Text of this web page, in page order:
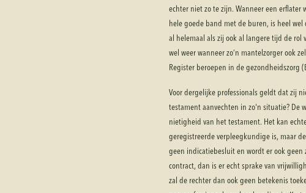
echter niet zo te zijn. Wanneer een
hele goede band met de buren, is heel
al helemaal als zij ook al langere tijd de
wel weer wanneer zo’n mantelzorger ook
Register beroepen in de gezondheidszorg
Voor dergelijke professionals geldt dat zij
testament aanvechten in zo'n situatie? De
nietigheid van het testament. Het kan
geregistreerde verpleegkundige is, maar
geen indicatiebesluit en wordt er ook geen
contract, dan is er echt sprake van
zal de rechter dan ook geen betekenis